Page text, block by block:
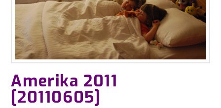
Amerika 2011
[20110605]